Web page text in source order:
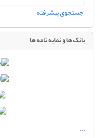
جستجوی پیشرفته
بانک ها و نمایه نامه ها
...